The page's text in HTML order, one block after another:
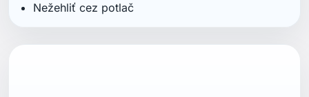
Nežehliť cez potlač